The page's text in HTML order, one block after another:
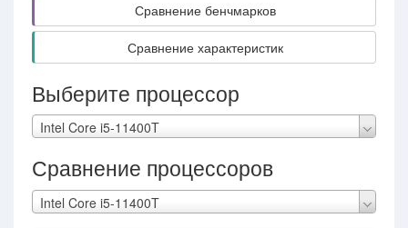
Сравнение бенчмарков
Сравнение характеристик
Выберите процессор
Intel Core i5-11400T
Сравнение процессоров
Intel Core i5-11400T